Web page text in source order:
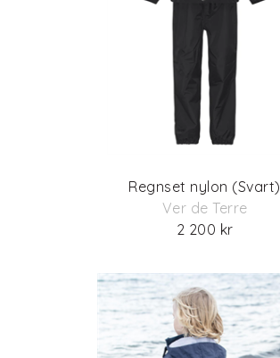
Regnset nylon (Svart)
Ver de Terre
2 200 kr